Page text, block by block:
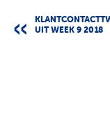
UIT WEEK 9 2018